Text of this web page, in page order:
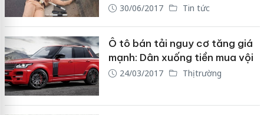
30/06/2017 Tin tức
Ô tô bán tải nguy cơ tăng giá
mạnh: Dân xuống tiền mua vội
24/03/2017 Thị trường